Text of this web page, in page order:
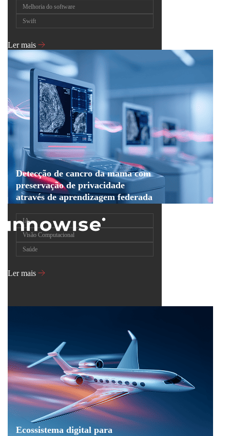
Melhoria do software
Swift
Ler mais
Detecção de cancro da mama com
preservação de privacidade
através de aprendizagem federada
IA
Visão Computacional
Saúde
Ler mais
Ecossistema digital para